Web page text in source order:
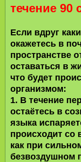
течение 90
Если вдруг
окажетесь в
пространстве
оставаться в
что будет
организмом:
1. В течение
остаётесь в
языка
происходит со
как при
безвоздушном